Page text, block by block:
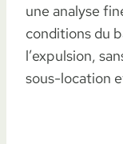
une analyse
conditions du
l’expulsion,
sous-location